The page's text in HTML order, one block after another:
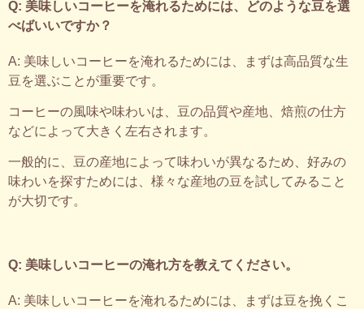
Q: 美味しいコーヒーを淹れるためには、どのような豆を選
べばいいですか？
A: 美味しいコーヒーを淹れるためには、まずは高品質な生
豆を選ぶことが重要です。
コーヒーの風味や味わいは、豆の品質や産地、焙煎の仕方
などによって大きく左右されます。
一般的に、豆の産地によって味わいが異なるため、好みの
味わいを探すためには、様々な産地の豆を試してみること
が大切です。
Q: 美味しいコーヒーの淹れ方を教えてください。
A: 美味しいコーヒーを淹れるためには、まずは豆を挽くこ